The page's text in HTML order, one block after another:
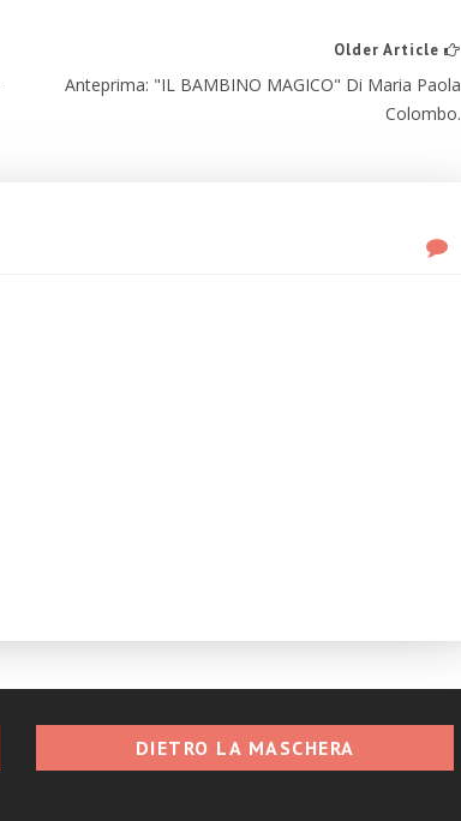
Older Article
Anteprima: "IL BAMBINO MAGICO" Di Maria Paola
Colombo.
DIETRO LA MASCHERA